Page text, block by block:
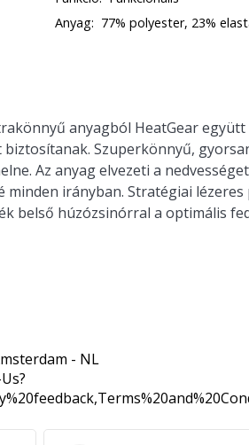
Anyag: 77% polyester, 23%
anyagból HeatGear együtt
Szuperkönnyű,
Az anyag elvezeti a
minden irányban. Stratégiai
belső húzózsinórral a optimális
- NL